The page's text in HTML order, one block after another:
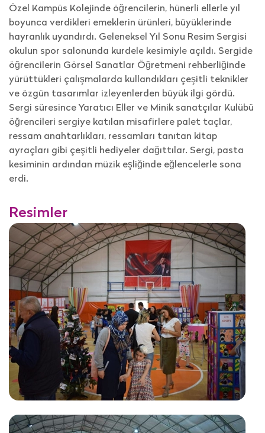
Özel Kampüs Kolejinde öğrencilerin, hünerli ellerle yıl
boyunca verdikleri emeklerin ürünleri, büyüklerinde
hayranlık uyandırdı. Geleneksel Yıl Sonu Resim Sergisi
okulun spor salonunda kurdele kesimiyle açıldı. Sergide
öğrencilerin Görsel Sanatlar Öğretmeni rehberliğinde
yürüttükleri çalışmalarda kullandıkları çeşitli teknikler
ve özgün tasarımlar izleyenlerden büyük ilgi gördü.
Sergi süresince Yaratıcı Eller ve Minik sanatçılar Kulübü
öğrencileri sergiye katılan misafirlere palet taçlar,
ressam anahtarlıkları, ressamları tanıtan kitap
ayraçları gibi çeşitli hediyeler dağıttılar. Sergi, pasta
kesiminin ardından müzik eşliğinde eğlencelerle sona
erdi.
Resimler